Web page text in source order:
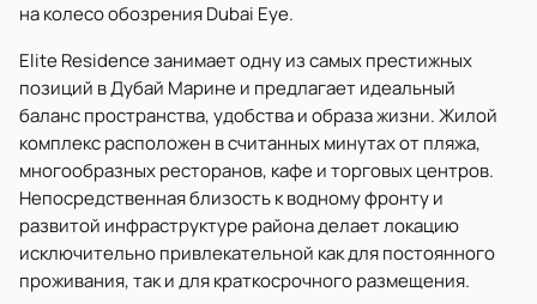
на колесо обозрения Dubai Eye.
Elite Residence занимает одну из самых престижных
позиций в Дубай Марине и предлагает идеальный
баланс пространства, удобства и образа жизни. Жилой
комплекс расположен в считанных минутах от пляжа,
многообразных ресторанов, кафе и торговых центров.
Непосредственная близость к водному фронту и
развитой инфраструктуре района делает локацию
исключительно привлекательной как для постоянного
проживания, так и для краткосрочного размещения.